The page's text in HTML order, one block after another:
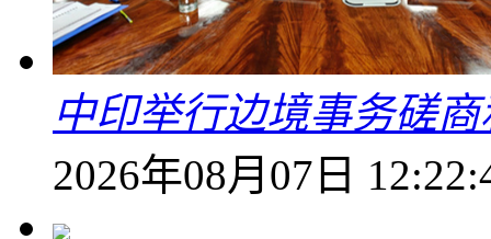
中印举行边境事务磋
2026年08月07日